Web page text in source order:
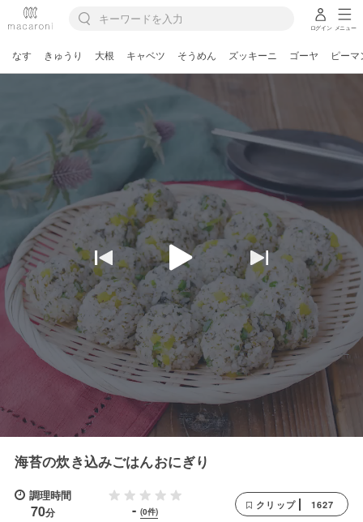
ログイン メニュー
なす きゅうり 大根 キャベツ そうめん ズッキーニ ゴーヤ ピーマ
海苔の炊き込みごはんおにぎり
調理時間
70分 - (0件)
クリップ 1627